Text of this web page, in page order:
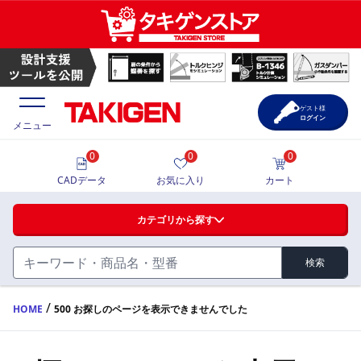
ハンドル・取手・つまみ・周辺機器
FA・A
蝶番・ステー・周辺機器
価格一覧
製品カタログ
メニュー
カテゴリから探す
検索
0
CADデータ
0
お気に入り
0
カート
ゲスト様
ログイン
HOME / 500 お探しのページを表示できませんでした